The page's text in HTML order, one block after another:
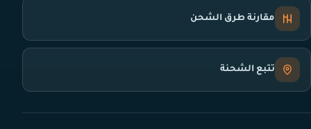
مقارنة طرق الشحن
تتبع الشحنة